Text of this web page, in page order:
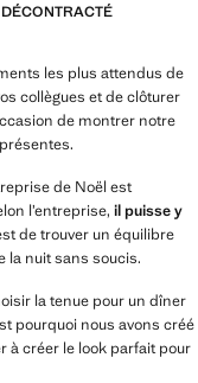
les plus attendus de
collègues et de clôturer
de montrer notre
de Noël est
l’entreprise, il puisse y
de trouver un équilibre
la nuit sans soucis.
la tenue pour un dîner
pourquoi nous avons créé
à créer le look parfait pour